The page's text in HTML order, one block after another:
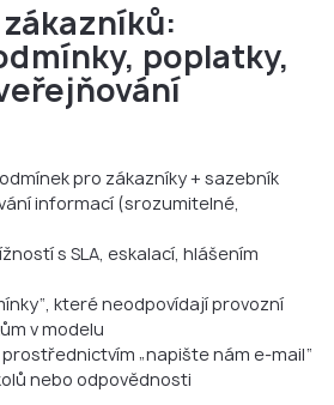
poplatky,
pro zákazníky + sazebník
informací (srozumitelné,
s SLA, eskalací, hlášením
které neodpovídají provozní
v modelu
„napište nám e-mail“
nebo odpovědnosti